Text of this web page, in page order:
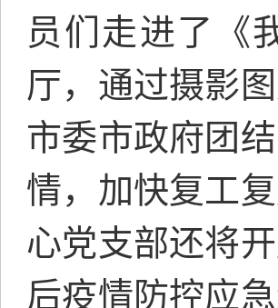
员们走进了《
厅，通过摄影
市委市政府团
情，加快复工
心党支部还将
后疫情防控应